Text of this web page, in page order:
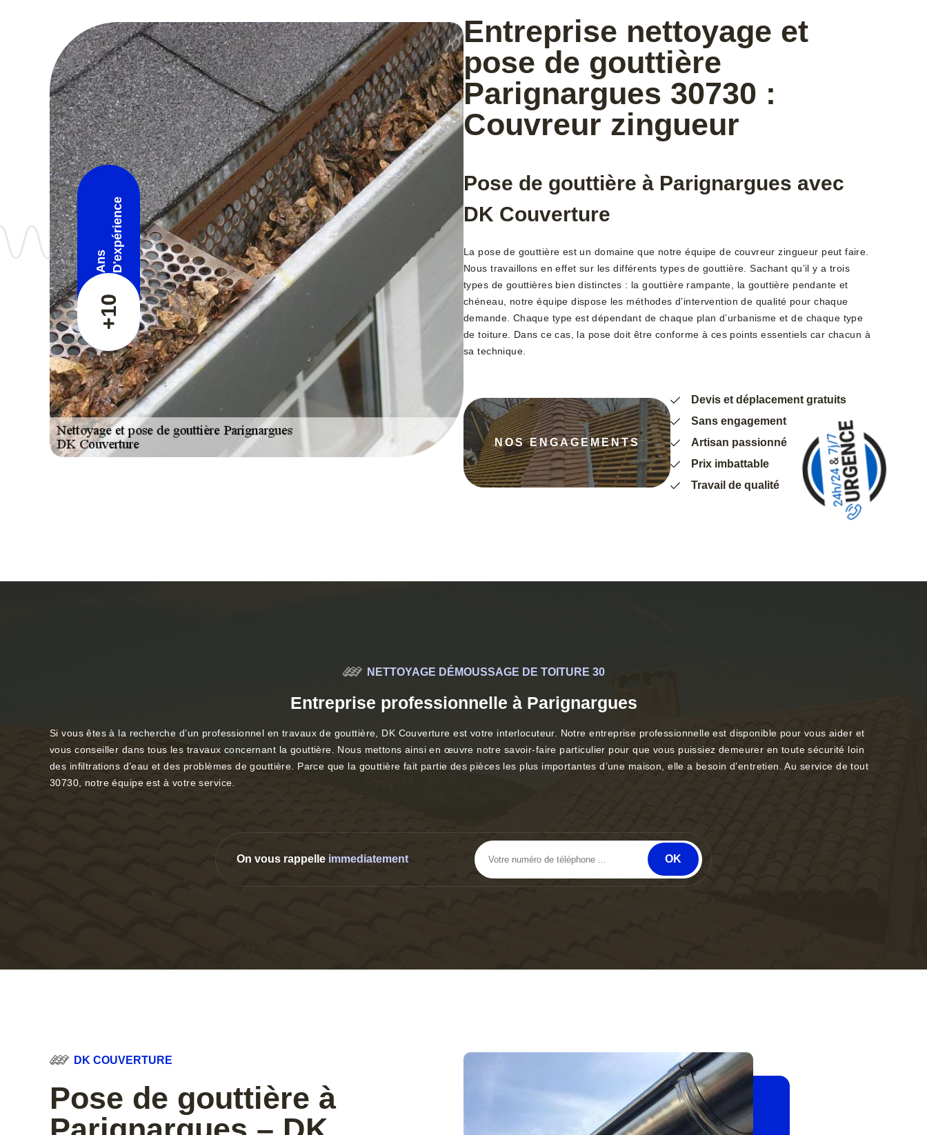
+10
Ans D'expérience
Entreprise nettoyage et
pose de gouttière
Parignargues 30730 :
Couvreur zingueur
Pose de gouttière à Parignargues avec
DK Couverture
La pose de gouttière est un domaine que notre équipe de couvreur zingueur peut faire.
Nous travaillons en effet sur les différents types de gouttière. Sachant qu’il y a trois
types de gouttières bien distinctes : la gouttière rampante, la gouttière pendante et
chéneau, notre équipe dispose les méthodes d’intervention de qualité pour chaque
demande. Chaque type est dépendant de chaque plan d’urbanisme et de chaque type
de toiture. Dans ce cas, la pose doit être conforme à ces points essentiels car chacun à
sa technique.
NOS ENGAGEMENTS
Devis et déplacement gratuits
Sans engagement
Artisan passionné
Prix imbattable
Travail de qualité
NETTOYAGE DÉMOUSSAGE DE TOITURE 30
Entreprise professionnelle à Parignargues
Si vous êtes à la recherche d’un professionnel en travaux de gouttière, DK Couverture est votre interlocuteur. Notre entreprise professionnelle est disponible pour vous aider et
vous conseiller dans tous les travaux concernant la gouttière. Nous mettons ainsi en œuvre notre savoir-faire particulier pour que vous puissiez demeurer en toute sécurité loin
des infiltrations d’eau et des problèmes de gouttière. Parce que la gouttière fait partie des pièces les plus importantes d’une maison, elle a besoin d’entretien. Au service de tout
30730, notre équipe est à votre service.
On vous rappelle immediatement
DK COUVERTURE
Pose de gouttière à